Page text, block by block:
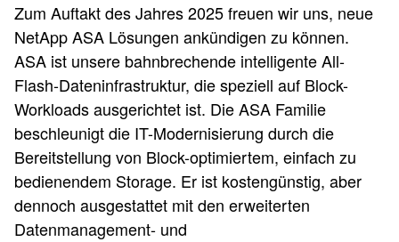
Zum Auftakt des Jahres 2025 freuen wir uns, neue
NetApp ASA Lösungen ankündigen zu können.
ASA ist unsere bahnbrechende intelligente All-
Flash-Dateninfrastruktur, die speziell auf Block-
Workloads ausgerichtet ist. Die ASA Familie
beschleunigt die IT-Modernisierung durch die
Bereitstellung von Block-optimiertem, einfach zu
bedienendem Storage. Er ist kostengünstig, aber
dennoch ausgestattet mit den erweiterten
Datenmanagement- und